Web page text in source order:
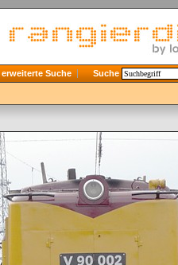
erweiterte Suche Suche